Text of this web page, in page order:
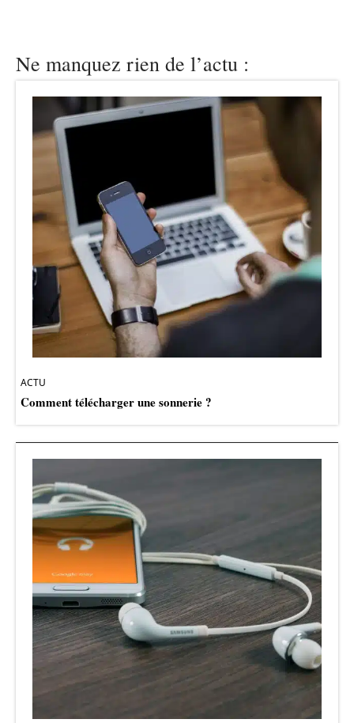
Ne manquez rien de l’actu :
ACTU
Comment télécharger une sonnerie ?